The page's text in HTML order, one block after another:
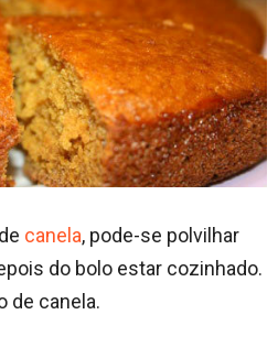
canela, pode-se polvilhar
do bolo estar cozinhado.
de canela.